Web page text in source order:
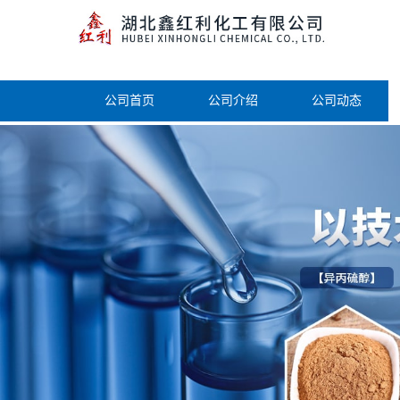
公司首页 公司介绍 公司动态